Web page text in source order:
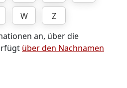
W
Z
an, über die
über den Nachnamen